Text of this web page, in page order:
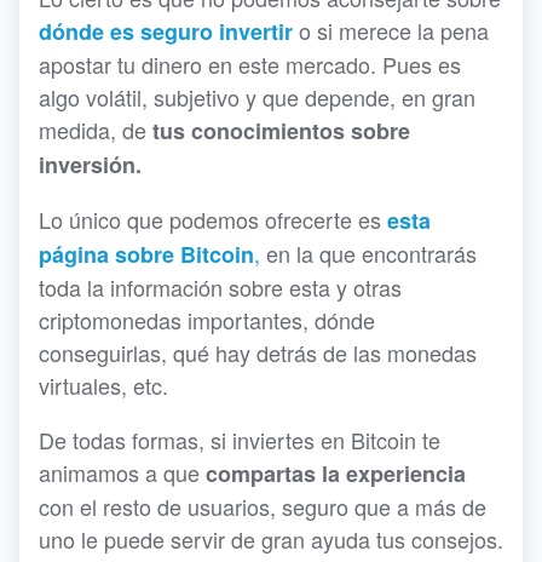
dónde es seguro invertiro si merece la pena
apostar tu dinero en este mercado. Pues es
algo volátil, subjetivo y que depende, en gran
medida, detus conocimientos sobre
inversión.
Lo único que podemos ofrecerte es esta
página sobre Bitcoin, en la que encontrarás
toda la información sobre esta y otras
criptomonedas importantes, dónde
conseguirlas, qué hay detrás de las monedas
virtuales, etc.
De todas formas, si inviertes en Bitcoin te
animamos a quecompartas la experiencia
con el resto de usuarios, seguro que a más de
uno le puede servir de gran ayuda tus consejos.